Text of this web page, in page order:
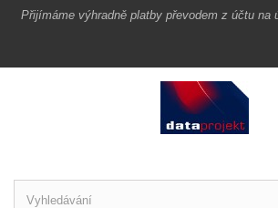
Přijímáme výhradně platby převodem z účtu na